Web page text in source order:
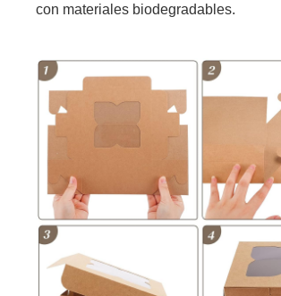
con materiales biodegradables.